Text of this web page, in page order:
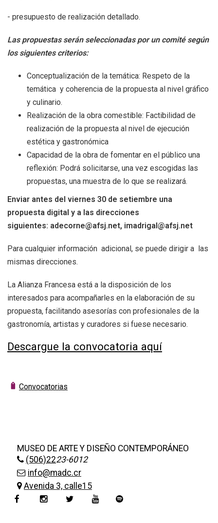
- presupuesto de realización detallado.
Las propuestas serán seleccionadas por un comité según
los siguientes criterios:
Conceptualización de la temática: Respeto de la
temática y coherencia de la propuesta al nivel gráfico
y culinario.
Realización de la obra comestible: Factibilidad de
realización de la propuesta al nivel de ejecución
estética y gastronómica
Capacidad de la obra de fomentar en el público una
reflexión: Podrá solicitarse, una vez escogidas las
propuestas, una muestra de lo que se realizará.
Enviar antes del viernes 30 de setiembre una
propuesta digital y a las direcciones
siguientes: adecorne@afsj.net, imadrigal@afsj.net
Para cualquier información adicional, se puede dirigir a las
mismas direcciones.
La Alianza Francesa está a la disposición de los
interesados para acompañarles en la elaboración de su
propuesta, facilitando asesorías con profesionales de la
gastronomía, artistas y curadores si fuese necesario.
Descargue la convocatoria aquí
Convocatorias
MUSEO DE ARTE Y DISEÑO CONTEMPORÁNEO
(506)2223-6012
info@madc.cr
Avenida 3, calle15